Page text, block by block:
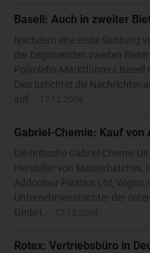
Basell: Auch in zweiter
Nachdem eine erste Sichtung
der beginnenden zweiten
Polyolefin-Marktführers Basell
Dies berichtet die
auf...
Gabriel-Chemie: Kauf von
Die britische Gabriel-Chemie
Hersteller von Masterbatches,
Addcolour Plastics Ltd, Wigan
Unternehmenstochter der
GmbH,...
Rotex: Vertriebsbüro in